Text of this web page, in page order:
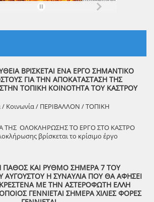
ΒΡΙΣΚΕΤΑΙ ΕΝΑ ΕΡΓΟ ΣΗΜΑΝΤΙΚΟ
ΓΙΑ ΤΗΝ ΑΠΟΚΑΤΑΣΤΑΣΗ ΤΗΣ
ΤΟΠΙΚΗ ΚΟΙΝΟΤΗΤΑ ΤΟΥ ΚΑΣΤΡΟΥ
/ Κοινωνία / ΠΕΡΙΒΑΛΛΟΝ / ΤΟΠΙΚΗ
ΤΗΣ ΟΛΟΚΛΗΡΩΣΗΣ ΤΟ ΕΡΓΟ ΣΤΟ ΚΑΣΤΡΟ
βρίσκεται το κρίσιμο έργο
στην Τ.Κ. Κάστρου,
εκατομμυρίων ευρώ. Έπειτα από αυτοψία που
της Τεχνικής Υπηρεσίας και εκπροσώπους
διαπιστώθηκε πως οι παρεμβάσεις προχωρούν
των χρονοδιαγραμμάτων. ​Το έργο
το Εθνικό Πρόγραμμα Ανάπτυξης και στο
ΚΑΙ ΡΥΘΜΟ ΣΗΜΕΡΑ 7 ΤΟΥ
Η ΣΥΝΑΥΛΙΑ ΠΟΥ ΘΑ ΑΦΗΣΕΙ
ΜΕ ΤΗΝ ΑΣΤΕΡΟΦΩΤΗ ΕΛΛΗ
ΓΕΝΝΙΕΤΑΙ ΣΗΜΕΡΑ ΧΙΛΙΕΣ ΦΟΡΕΣ